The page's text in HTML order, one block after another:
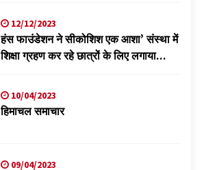
12/12/2023
हंस फाउंडेशन ने सीकोशिश एक आशा’ संस्था में
शिक्षा ग्रहण कर रहे छात्रों के लिए लगाया
10/04/2023
हिमाचल समाचार
09/04/2023